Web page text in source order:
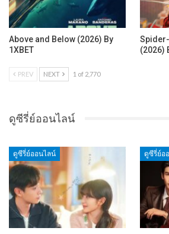
Above and Below (2026) By
1XBET
(2026)
PREV NEXT 1 of 2,770
ดูซีรี่ย์ออนไลน์
ดูซีรี่ย์ออนไลน์ ดูซีรี่ย์อ